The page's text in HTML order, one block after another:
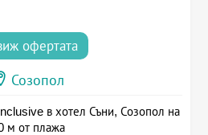
офертата
Созопол
в хотел Съни, Созопол на
м от плажа